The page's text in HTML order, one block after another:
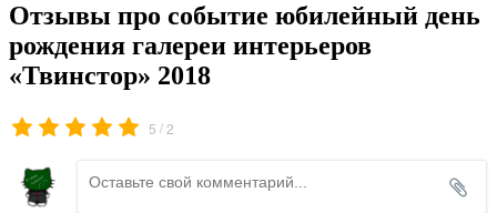
Отзывы про событие юбилейный день
рождения галереи интерьеров
«Твинстор» 2018
5 /2